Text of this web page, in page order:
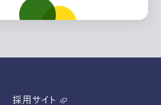
採用サイト